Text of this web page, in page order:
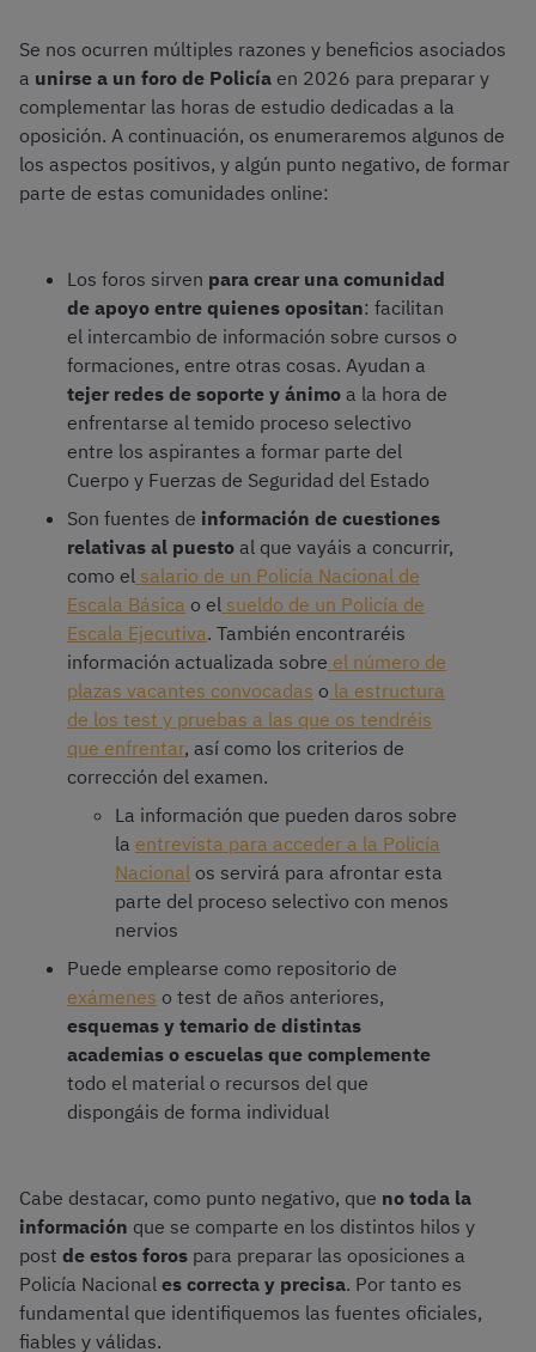
Se nos ocurren múltiples razones y beneficios asociados
a unirse a un foro de Policía en 2026 para preparar y
complementar las horas de estudio dedicadas a la
oposición. A continuación, os enumeraremos algunos de
los aspectos positivos, y algún punto negativo, de formar
parte de estas comunidades online:
Los foros sirven para crear una comunidad
de apoyo entre quienes opositan: facilitan
el intercambio de información sobre cursos o
formaciones, entre otras cosas. Ayudan a
tejer redes de soporte y ánimo a la hora de
enfrentarse al temido proceso selectivo
entre los aspirantes a formar parte del
Cuerpo y Fuerzas de Seguridad del Estado
Son fuentes de información de cuestiones
relativas al puesto al que vayáis a concurrir,
como el salario de un Policía Nacional de
Escala Básica o el sueldo de un Policía de
Escala Ejecutiva. También encontraréis
información actualizada sobre el número de
plazas vacantes convocadas o la estructura
de los test y pruebas a las que os tendréis
que enfrentar, así como los criterios de
corrección del examen.
La información que pueden daros sobre
la entrevista para acceder a la Policía
Nacional os servirá para afrontar esta
parte del proceso selectivo con menos
nervios
Puede emplearse como repositorio de
exámenes o test de años anteriores,
esquemas y temario de distintas
academias o escuelas que complemente
todo el material o recursos del que
dispongáis de forma individual
Cabe destacar, como punto negativo, que no toda la
información que se comparte en los distintos hilos y
post de estos foros para preparar las oposiciones a
Policía Nacional es correcta y precisa. Por tanto es
fundamental que identifiquemos las fuentes oficiales,
fiables y válidas.